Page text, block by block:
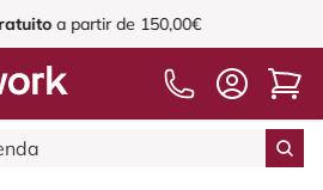
a partir de 150,00€